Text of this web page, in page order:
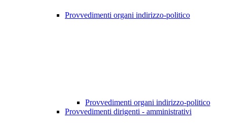
Provvedimenti organi indirizzo-politico
Provvedimenti organi indirizzo-politico
Provvedimenti dirigenti - amministrativi